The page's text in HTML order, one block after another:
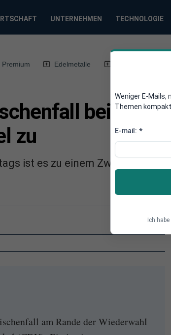
UNTERNEHMEN TECHNOLOGIE
Premium Edelmetalle
bei
zu
ist es zu einem Zwischenfall
am Rande der Wiederwahl
Weniger E-Mails,
Themen
E-mail: *
Ich